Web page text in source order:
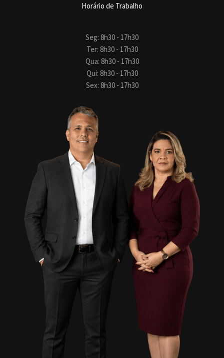
Horário de Trabalho
Seg: 8h30 - 17h30
Ter: 8h30 - 17h30
Qua: 8h30 - 17h30
Qui: 8h30 - 17h30
Sex: 8h30 - 17h30